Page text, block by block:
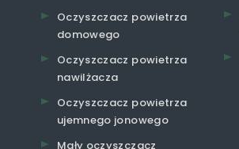
Oczyszczacz powietrza
domowego
Oczyszczacz powietrza
nawilżacza
Oczyszczacz powietrza
ujemnego jonowego
Mały oczyszczacz